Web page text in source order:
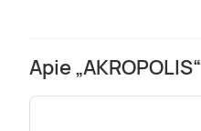
Apie „AKROPOLIS“